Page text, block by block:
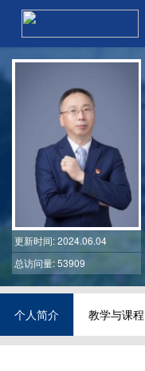
更新时间: 2024.06.04
总访问量: 53909
个人简介 教学与课程